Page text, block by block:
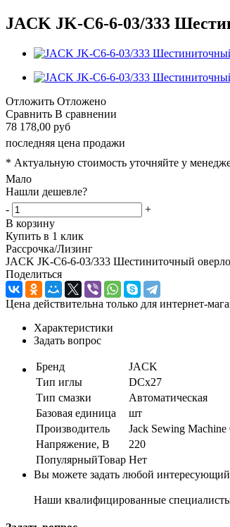
JACK JK-C6-6-03/333
Отложить Отложено
Сравнить В сравнении
78 178,00 руб
последняя цена продажи
* Актуальную стоимость уточняйте у
Мало
Нашли дешевле?
-
+
В корзину
Купить в 1 клик
Рассрочка/Лизинг
JACK JK-C6-6-03/333 Шестиниточный
Поделиться
Цена действительна только для интернет-
Характеристики
Задать вопрос
Бренд
JACK
Тип иглы
DCx27
Тип смазки
Автоматическая
Базовая единица
шт
Производитель
Jack Sewing
Напряжение, В
220
ПопулярныйТовар Нет
Вы можете задать любой интересующий
Наши квалифицированные специалисты